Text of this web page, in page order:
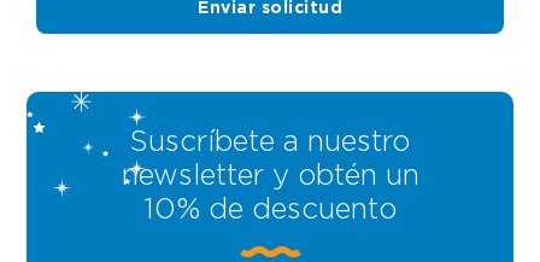
Suscríbete a nuestro
newsletter y obtén un
10% de descuento